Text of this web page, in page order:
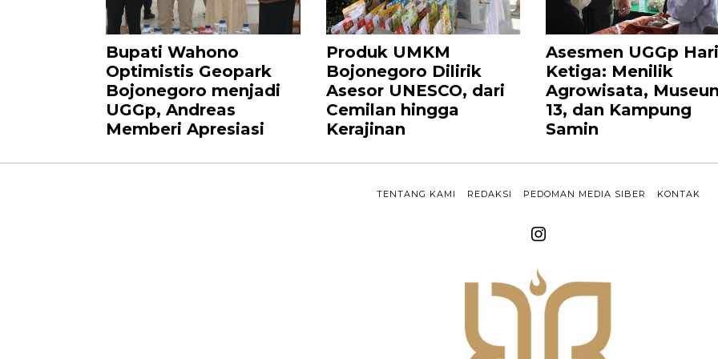
Bupati Wahono
Optimistis Geopark
Bojonegoro menjadi
UGGp, Andreas
Memberi Apresiasi
Produk UMKM
Bojonegoro Dilirik
Asesor UNESCO, dari
Cemilan hingga
Kerajinan
Asesmen UGGp
Ketiga: Menilik
Agrowisata,
13, dan Kampung
Samin
TENTANG KAMI REDAKSI PEDOMAN MEDIA SIBER KONTAK